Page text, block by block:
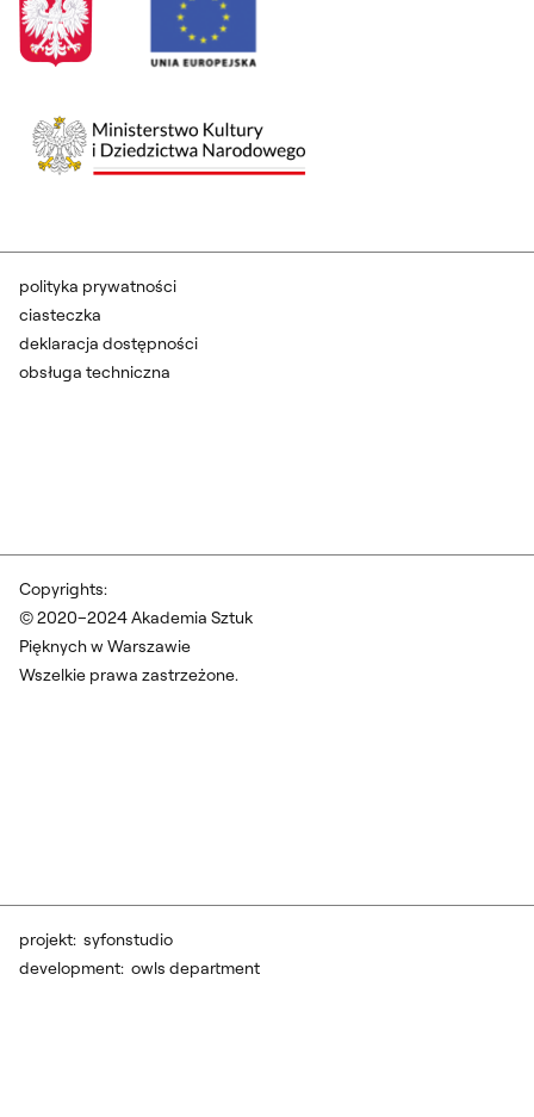
Copyrights:
© 2020–2024 Akademia Sztuk
Pięknych w Warszawie
Wszelkie prawa zastrzeżone.
polityka prywatności
ciasteczka
deklaracja dostępności
obsługa techniczna
projekt: syfonstudio
development: owls department